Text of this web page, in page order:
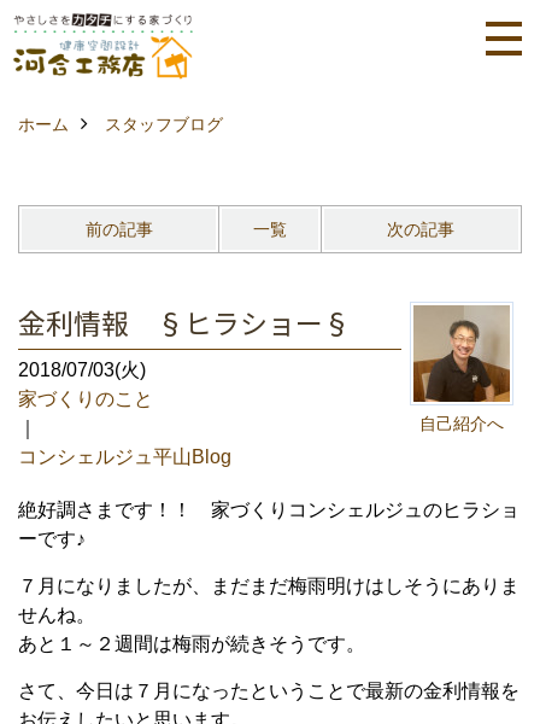
ホーム スタッフブログ
前の記事 一覧 次の記事
自己紹介へ
金利情報 §ヒラショー§
2018/07/03(火)
家づくりのこと
コンシェルジュ平山Blog
絶好調さまです！！ 家づくりコンシェルジュのヒラショ
ーです♪
７月になりましたが、まだまだ梅雨明けはしそうにありま
せんね。
あと１～２週間は梅雨が続きそうです。
さて、今日は７月になったということで最新の金利情報を